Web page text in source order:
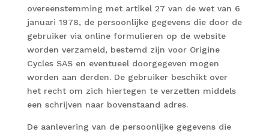
overeenstemming met artikel 27 van de wet van 6
januari 1978, de persoonlijke gegevens die door de
gebruiker via online formulieren op de website
worden verzameld, bestemd zijn voor Origine
Cycles SAS en eventueel doorgegeven mogen
worden aan derden. De gebruiker beschikt over
het recht om zich hiertegen te verzetten middels
een schrijven naar bovenstaand adres.
De aanlevering van de persoonlijke gegevens die